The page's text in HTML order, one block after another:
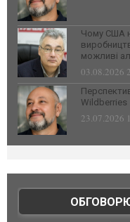
Чому США
можливі
03.08.2026
Wildberries
23.07.2026